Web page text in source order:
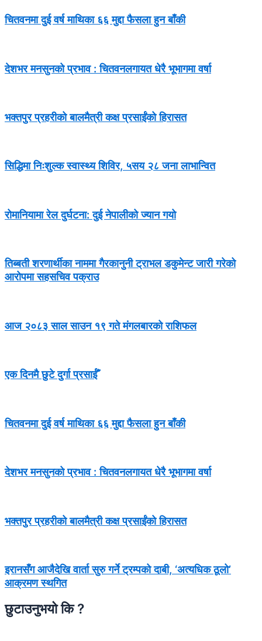
चितवनमा दुई वर्ष माथिका ६६ मुद्दा फैसला हुन बाँकी
देशभर मनसुनको प्रभाव : चितवनलगायत धेरै भूभागमा वर्षा
भक्तपुर प्रहरीको बालमैत्री कक्ष प्रसाईंको हिरासत
सिद्धिमा निःशुल्क स्वास्थ्य शिविर, ५सय २८ जना लाभान्वित
रोमानियामा रेल दुर्घटना: दुई नेपालीको ज्यान गयो
तिब्बती शरणार्थीका नाममा गैरकानुनी ट्राभल डकुमेन्ट जारी गरेको
आरोपमा सहसचिव पक्राउ
आज २०८३ साल साउन १९ गते मंगलबारको राशिफल
एक दिनमै छुटे दुर्गा प्रसाईँ
चितवनमा दुई वर्ष माथिका ६६ मुद्दा फैसला हुन बाँकी
देशभर मनसुनको प्रभाव : चितवनलगायत धेरै भूभागमा वर्षा
भक्तपुर प्रहरीको बालमैत्री कक्ष प्रसाईंको हिरासत
इरानसँग आजैदेखि वार्ता सुरु गर्ने ट्रम्पको दाबी, ‘अत्यधिक ठूलो’
आक्रमण स्थगित
छुटाउनुभयो कि ?